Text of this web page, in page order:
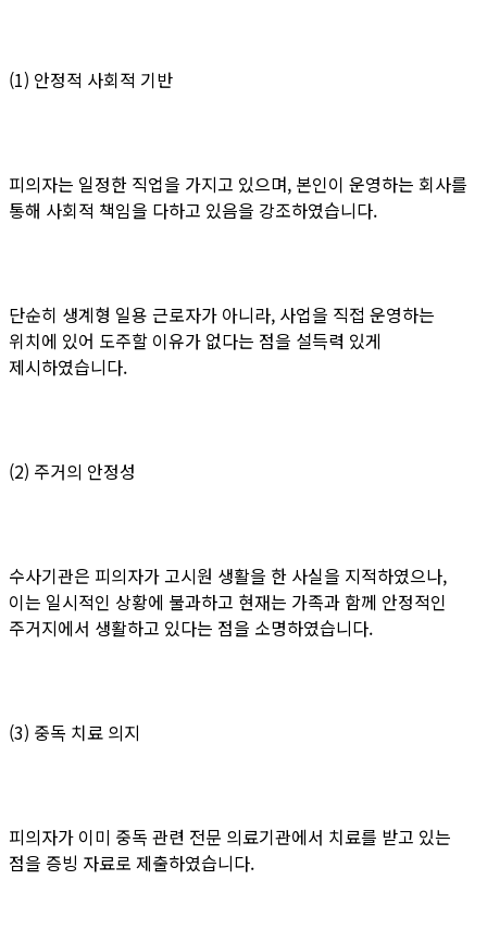
(1) 안정적 사회적 기반
피의자는 일정한 직업을 가지고 있으며, 본인이 운영하는 회사를
통해 사회적 책임을 다하고 있음을 강조하였습니다.
단순히 생계형 일용 근로자가 아니라, 사업을 직접 운영하는
위치에 있어 도주할 이유가 없다는 점을 설득력 있게
제시하였습니다.
(2) 주거의 안정성
수사기관은 피의자가 고시원 생활을 한 사실을 지적하였으나,
이는 일시적인 상황에 불과하고 현재는 가족과 함께 안정적인
주거지에서 생활하고 있다는 점을 소명하였습니다.
(3) 중독 치료 의지
피의자가 이미 중독 관련 전문 의료기관에서 치료를 받고 있는
점을 증빙 자료로 제출하였습니다.